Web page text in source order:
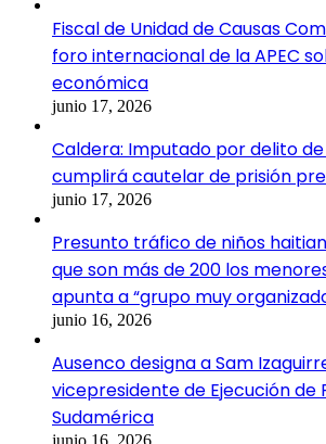
Fiscal de Unidad de Causas
foro internacional de la APEC
económica
junio 17, 2026
Caldera: Imputado por delito
cumplirá cautelar de prisión
junio 17, 2026
Presunto tráfico de niños
que son más de 200 los
apunta a “grupo muy
junio 16, 2026
Ausenco designa a Sam
vicepresidente de Ejecución
Sudamérica